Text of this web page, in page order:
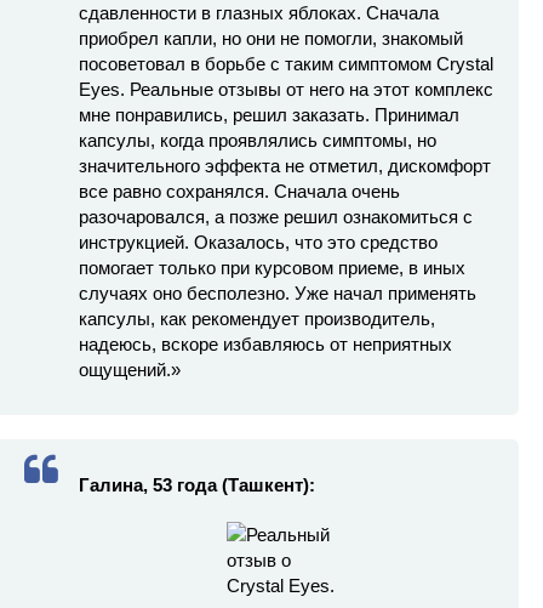
сдавленности в глазных яблоках. Сначала
приобрел капли, но они не помогли, знакомый
посоветовал в борьбе с таким симптомом Crystal
Eyes. Реальные отзывы от него на этот комплекс
мне понравились, решил заказать. Принимал
капсулы, когда проявлялись симптомы, но
значительного эффекта не отметил, дискомфорт
все равно сохранялся. Сначала очень
разочаровался, а позже решил ознакомиться с
инструкцией. Оказалось, что это средство
помогает только при курсовом приеме, в иных
случаях оно бесполезно. Уже начал применять
капсулы, как рекомендует производитель,
надеюсь, вскоре избавляюсь от неприятных
ощущений.»
Галина, 53 года (Ташкент):